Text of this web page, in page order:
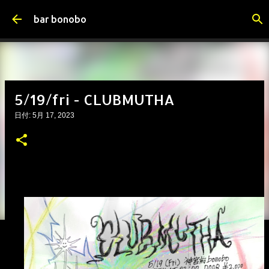
スキップしてメイン コンテンツに移動
bar bonobo
5/19/fri - CLUBMUTHA
日付: 5月 17, 2023